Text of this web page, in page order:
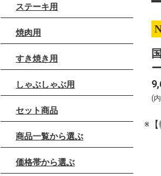
ステーキ用
焼肉用
すき焼き用
しゃぶしゃぶ用
セット商品
商品一覧から選ぶ
価格帯から選ぶ
2
(
※【